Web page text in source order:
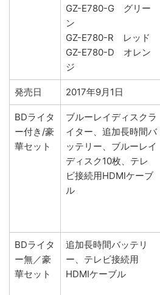
GZ-E780-G グリー
ン
GZ-E780-R レッド
GZ-E780-D オレン
ジ
発売日 2017年9月1日
BDライタ
ー付き/豪
華セット
ブルーレイディスクラ
イター、追加長時間バ
ッテリー、ブルーレイ
ディスク10枚、テレ
ビ接続用HDMIケーブ
ル
BDライタ
ー無／豪
華セット
追加長時間バッテリ
ー、テレビ接続用
HDMIケーブル